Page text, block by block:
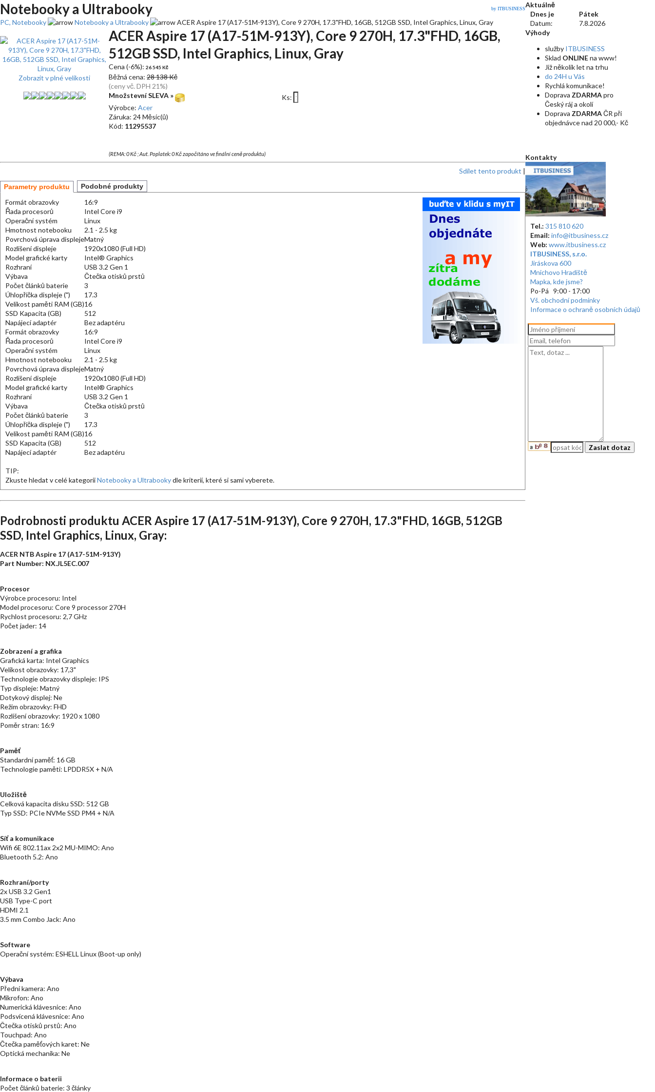
Notebooky a Ultrabooky by ITBUSINESS
PC, Notebooky Notebooky a Ultrabooky ACER Aspire 17 (A17-51M-913Y), Core 9 270H, 17.3"FHD, 16GB, 512GB SSD, Intel Graphics, Linux, Gray
Zobrazit v plné velikosti
ACER Aspire 17 (A17-51M-913Y), Core 9 270H, 17.3"FHD, 16GB,
512GB SSD, Intel Graphics, Linux, Gray
Cena (-6%): 26 545 Kč
Běžná cena: 28 138 Kč
(ceny vč. DPH 21%)
Množstevní SLEVA »
Ks:
Výrobce: Acer
Záruka: 24 Měsíc(ů)
Kód: 11295537
(REMA: 0 Kč ; Aut. Poplatek: 0 Kč započítáno ve finální ceně produktu)
Sdílet tento produkt |
Parametry produktu Podobné produkty
Formát obrazovky
16:9
Řada procesorů
Intel Core i9
Operační systém
Linux
Hmotnost notebooku
2.1 - 2.5 kg
Povrchová úprava displejeMatný
Rozlišení displeje
1920x1080 (Full HD)
Model grafické karty
Intel® Graphics
Rozhraní
USB 3.2 Gen 1
Výbava
Čtečka otisků prstů
Počet článků baterie
3
Úhlopříčka displeje (")
17.3
Velikost paměti RAM (GB)16
SSD Kapacita (GB)
512
Napájecí adaptér
Bez adaptéru
Formát obrazovky
16:9
Řada procesorů
Intel Core i9
Operační systém
Linux
Hmotnost notebooku
2.1 - 2.5 kg
Povrchová úprava displejeMatný
Rozlišení displeje
1920x1080 (Full HD)
Model grafické karty
Intel® Graphics
Rozhraní
USB 3.2 Gen 1
Výbava
Čtečka otisků prstů
Počet článků baterie
3
Úhlopříčka displeje (")
17.3
Velikost paměti RAM (GB)16
SSD Kapacita (GB)
512
Napájecí adaptér
Bez adaptéru
TIP:
Zkuste hledat v celé kategoriiNotebooky a Ultrabookydle kriterií, které si sami vyberete.
Podrobnosti produktu ACER Aspire 17 (A17-51M-913Y), Core 9 270H, 17.3"FHD, 16GB, 512GB
SSD, Intel Graphics, Linux, Gray:
ACER NTB Aspire 17 (A17-51M-913Y)
Part Number: NX.JL5EC.007
Procesor
Výrobce procesoru: Intel
Model procesoru: Core 9 processor 270H
Rychlost procesoru: 2,7 GHz
Počet jader: 14
Zobrazení a grafika
Grafická karta: Intel Graphics
Velikost obrazovky: 17,3"
Technologie obrazovky displeje: IPS
Typ displeje: Matný
Dotykový displej: Ne
Režim obrazovky: FHD
Rozlišení obrazovky: 1920 x 1080
Poměr stran: 16:9
Paměť
Standardní paměť: 16 GB
Technologie paměti: LPDDR5X + N/A
Uložiště
Celková kapacita disku SSD: 512 GB
Typ SSD: PCIe NVMe SSD PM4 + N/A
Síť a komunikace
Wifi 6E 802.11ax 2x2 MU-MIMO: Ano
Bluetooth 5.2: Ano
Rozhraní/porty
2x USB 3.2 Gen1
USB Type-C port
HDMI 2.1
3.5 mm Combo Jack: Ano
Software
Operační systém: ESHELL Linux (Boot-up only)
Výbava
Přední kamera: Ano
Mikrofon: Ano
Numerická klávesnice: Ano
Podsvícená klávesnice: Ano
Čtečka otisků prstů: Ano
Touchpad: Ano
Čtečka paměťových karet: Ne
Optická mechanika: Ne
Informace o baterii
Počet článků baterie: 3 články
Aktuálně
Dnes je
Pátek
Datum:
7.8.2026
Výhody
služby ITBUSINESS
Sklad ONLINEna www!
Již několik let na trhu
do 24H u Vás
Rychlá komunikace!
Doprava ZDARMApro
Český ráj a okolí
Doprava ZDARMAČR při
objednávce nad 20 000,- Kč
Kontakty
Tel.: 315 810 620
Email: info@itbusiness.cz
Web: www.itbusiness.cz
ITBUSINESS, s.r.o.
Jiráskova 600
Mnichovo Hradiště
Mapka, kde jsme?
Po-Pá 9:00 - 17:00
Vš. obchodní podmínky
Informace o ochraně osobních údajů